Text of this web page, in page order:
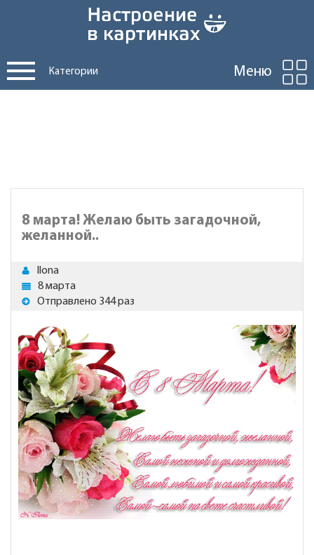
Категории Меню
8 марта! Желаю быть загадочной,
желанной..
Ilona
8 марта
Отправлено 344 раз